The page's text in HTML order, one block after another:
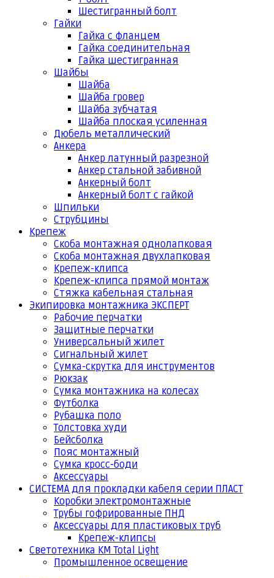
Шестигранный болт
Гайки
Гайка с фланцем
Гайка соединительная
Гайка шестигранная
Шайбы
Шайба
Шайба гровер
Шайба зубчатая
Шайба плоская усиленная
Дюбель металлический
Анкера
Анкер латунный разрезной
Анкер стальной забивной
Анкерный болт
Анкерный болт с гайкой
Шпильки
Струбцины
Крепеж
Скоба монтажная однолапковая
Скоба монтажная двухлапковая
Крепеж-клипса
Крепеж-клипса прямой монтаж
Стяжка кабельная стальная
Экипировка монтажника ЭКСПЕРТ
Рабочие перчатки
Защитные перчатки
Универсальный жилет
Сигнальный жилет
Сумка-скрутка для инструментов
Рюкзак
Сумка монтажника на колесах
Футболка
Рубашка поло
Толстовка худи
Бейсболка
Пояс монтажный
Сумка кросс-боди
Аксессуары
СИСТЕМА для прокладки кабеля серии ПЛАСТ
Коробки электромонтажные
Трубы гофрированные ПНД
Аксессуары для пластиковых труб
Крепеж-клипсы
Светотехника КМ Total Light
Промышленное освещение